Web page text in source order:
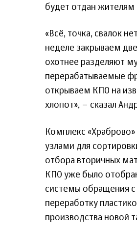
будет отдан жителям
«Всё, точка, свалок
неделе закрываем
охотнее разделяют
перерабатываемые
открываем КПО на
хлопот», – сказал
Комплекс
узлами для
отбора вторичных
КПО уже было
системы обращения с
переработку
производства новой